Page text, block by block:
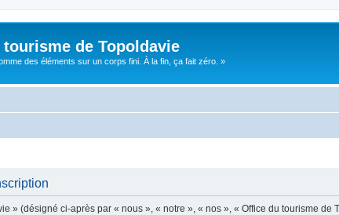
de Topoldavie
des éléments sur un corps fini. À la fin, ça fait zéro. »
» (désigné ci-après par « nous », « notre », « nos », « Office du tourisme